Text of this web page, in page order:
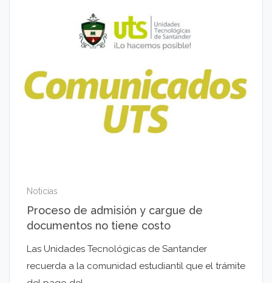
Noticias
Proceso de admisión y cargue de
documentos no tiene costo
Las Unidades Tecnológicas de Santander
recuerda a la comunidad estudiantil que el trámite